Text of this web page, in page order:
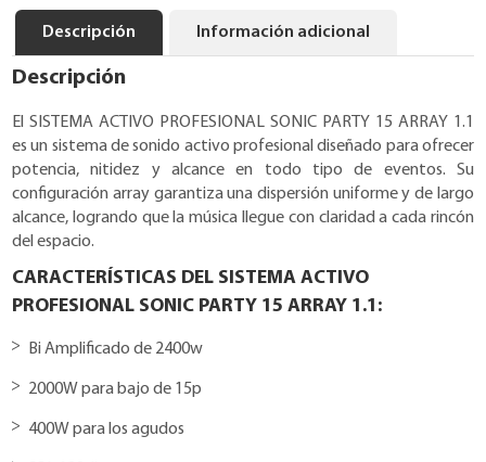
1.1
cantidadDescripción Información adicional
Descripción
El SISTEMA ACTIVO PROFESIONAL SONIC PARTY 15 ARRAY 1.1
es un sistema de sonido activo profesional diseñado para ofrecer
potencia, nitidez y alcance en todo tipo de eventos. Su
configuración array garantiza una dispersión uniforme y de largo
alcance, logrando que la música llegue con claridad a cada rincón
del espacio.
CARACTERÍSTICAS DEL SISTEMA ACTIVO
PROFESIONAL SONIC PARTY 15 ARRAY 1.1:
Bi Amplificado de 2400w
2000W para bajo de 15p
400W para los agudos